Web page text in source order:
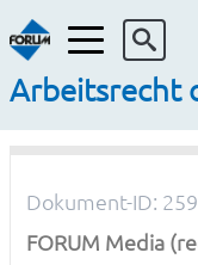
Menü
Arbeitsrecht
Dokument-ID:
FORUM Media